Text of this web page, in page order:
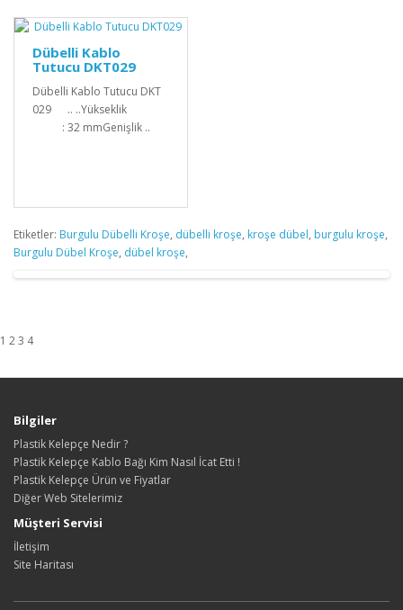
Dübelli Kablo
Tutucu DKT029
Dübelli Kablo Tutucu DKT
029 .. ..Yükseklik
: 32 mmGenişlik ..
Etiketler: Burgulu Dübelli Kroşe, dübelli kroşe, kroşe dübel, burgulu kroşe,
Burgulu Dübel Kroşe, dübel kroşe,
1 2 3 4
Bilgiler
Plastik Kelepçe Nedir ?
Plastik Kelepçe Kablo Bağı Kim Nasıl İcat Etti !
Plastik Kelepçe Ürün ve Fiyatlar
Diğer Web Sitelerimiz
Müşteri Servisi
İletişim
Site Haritası